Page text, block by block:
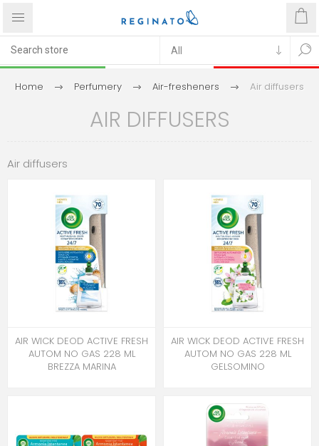
Home Perfumery Air-fresheners Air diffusers
AIR DIFFUSERS
Air diffusers
AIR WICK DEOD ACTIVE FRESH
AUTOM NO GAS 228 ML
BREZZA MARINA
AIR WICK DEOD ACTIVE FRESH
AUTOM NO GAS 228 ML
GELSOMINO